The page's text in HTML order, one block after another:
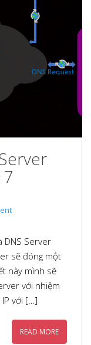
DNS Server
sẽ đóng một
này mình sẽ
với nhiệm
với […]
READ MORE